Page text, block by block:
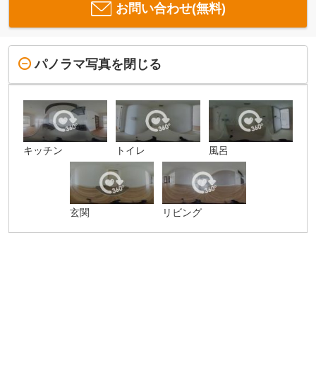
お問い合わせ(無料)
パノラマ写真を閉じる
キッチン トイレ 風呂
玄関 リビング